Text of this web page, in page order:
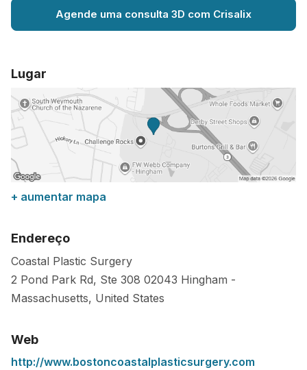
Agende uma consulta 3D com Crisalix
Lugar
+ aumentar mapa
Endereço
Coastal Plastic Surgery
2 Pond Park Rd, Ste 308 02043 Hingham -
Massachusetts, United States
Web
http://www.bostoncoastalplasticsurgery.com